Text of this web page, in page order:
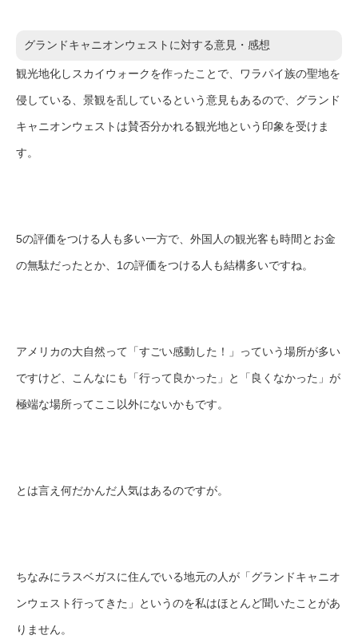
グランドキャニオンウェストに対する意見・感想
観光地化しスカイウォークを作ったことで、ワラパイ族の聖地を
侵している、景観を乱しているという意見もあるので、グランド
キャニオンウェストは賛否分かれる観光地という印象を受けま
す。
5の評価をつける人も多い一方で、外国人の観光客も時間とお金
の無駄だったとか、1の評価をつける人も結構多いですね。
アメリカの大自然って「すごい感動した！」っていう場所が多い
ですけど、こんなにも「行って良かった」と「良くなかった」が
極端な場所ってここ以外にないかもです。
とは言え何だかんだ人気はあるのですが。
ちなみにラスベガスに住んでいる地元の人が「グランドキャニオ
ンウェスト行ってきた」というのを私はほとんど聞いたことがあ
りません。